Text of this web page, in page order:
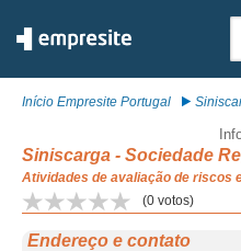
Início Empresite Portugal
Siniscarga - Sociedade
Atividades de avaliação de riscos
(0 votos)
Endereço e contato